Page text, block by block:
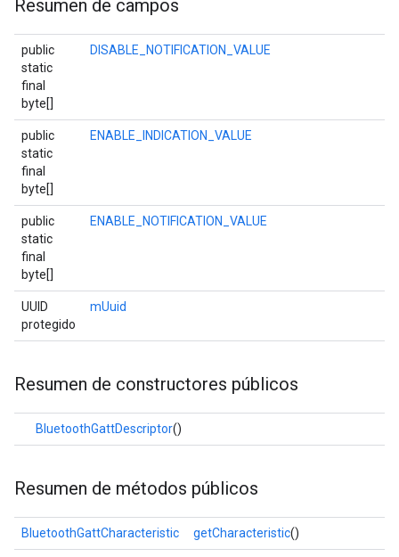
Resumen de campos
public
static
final
byte[]
DISABLE_NOTIFICATION_VALUE
public
static
final
byte[]
ENABLE_INDICATION_VALUE
public
static
final
byte[]
ENABLE_NOTIFICATION_VALUE
UUID
protegido
mUuid
Resumen de constructores públicos
BluetoothGattDescriptor()
Resumen de métodos públicos
BluetoothGattCharacteristic getCharacteristic()